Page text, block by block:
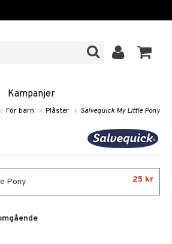
Kampanjer
» För barn » Plåster » Salvequick My Little Pony
Pony 25 kr